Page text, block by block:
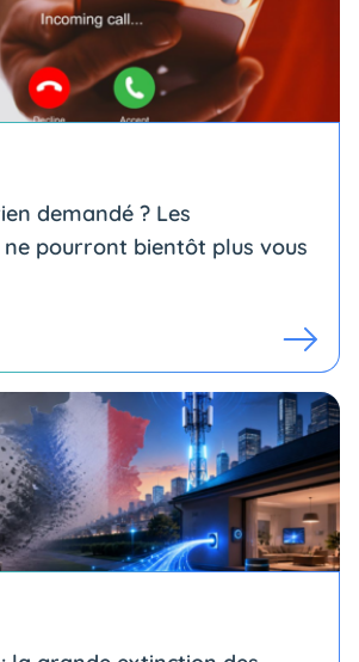
demandé ? Les
pourront bientôt plus vous